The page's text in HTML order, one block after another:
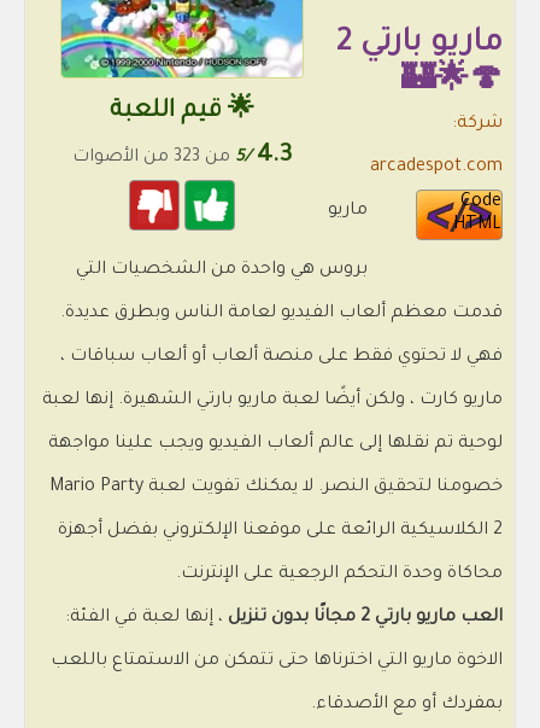
🌟 قيم اللعبة
4.3
/5 من 323 من الأصوات
ماريو بارتي 2
🍄🌟🏰
شركة:
arcadespot.com
Code
HTML
ماريو
بروس هي واحدة من الشخصيات التي
قدمت معظم ألعاب الفيديو لعامة الناس وبطرق عديدة.
فهي لا تحتوي فقط على منصة ألعاب أو ألعاب سباقات ،
ماريو كارت ، ولكن أيضًا لعبة ماريو بارتي الشهيرة. إنها لعبة
لوحية تم نقلها إلى عالم ألعاب الفيديو ويجب علينا مواجهة
خصومنا لتحقيق النصر. لا يمكنك تفويت لعبة Mario Party
2 الكلاسيكية الرائعة على موقعنا الإلكتروني بفضل أجهزة
محاكاة وحدة التحكم الرجعية على الإنترنت.
العب ماريو بارتي 2 مجانًا بدون تنزيل ، إنها لعبة في الفئة:
الاخوة ماريو التي اخترناها حتى تتمكن من الاستمتاع باللعب
بمفردك أو مع الأصدقاء.